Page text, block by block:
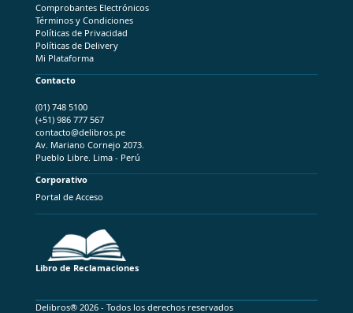
Comprobantes Electrónicos
Términos y Condiciones
Políticas de Privacidad
Políticas de Delivery
Mi Plataforma
Contacto
(01) 748 5100
(+51) 986 777 567
contacto@delibros.pe
Av. Mariano Cornejo 2073.
Pueblo Libre. Lima - Perú
Libro de Reclamaciones
Corporativo
Portal de Acceso
Delibros® 2026 - Todos los derechos reservados